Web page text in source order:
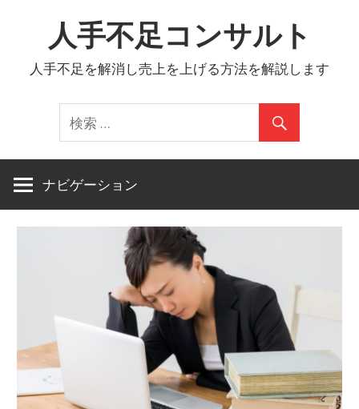
人手不足コンサルト
人手不足を解消し売上を上げる方法を解説します
ナビゲーション